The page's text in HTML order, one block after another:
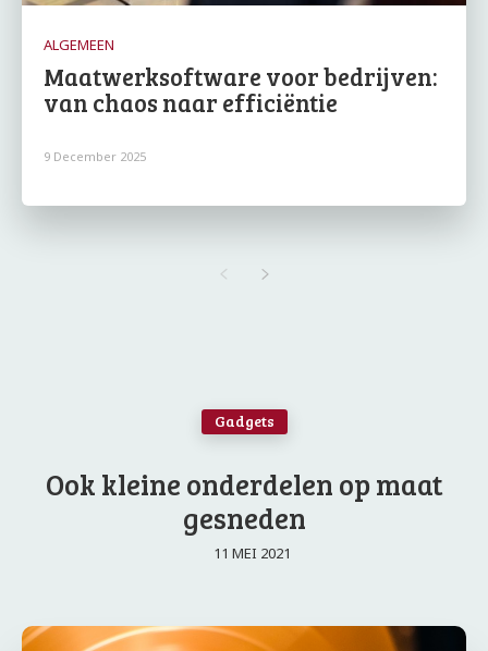
ALGEMEEN
Maatwerksoftware voor bedrijven:
van chaos naar efficiëntie
9 December 2025